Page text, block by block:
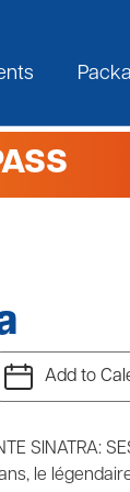
Add to
SINATRA:
le